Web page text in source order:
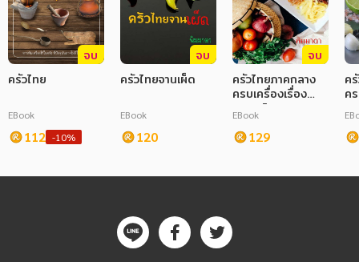
จบ
ครัวไทย
EBook
112 -10%
จบ
ครัวไทยจานเผ็ด
EBook
120
จบ
ครัวไทยภาคกลาง
ครบเครื่องเรื่อง
อาหารไทยภาคกลาง
EBook
129
ค
ค
อ